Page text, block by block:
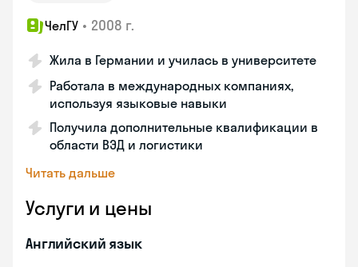
ЧелГУ • 2008 г.
Жила в Германии и училась в университете
Работала в международных компаниях,
используя языковые навыки
Получила дополнительные квалификации в
области ВЭД и логистики
Читать дальше
Услуги и цены
Английский язык